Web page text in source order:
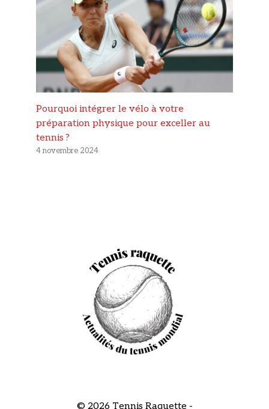
Pourquoi intégrer le vélo à votre
préparation physique pour exceller au
tennis ?
4 novembre 2024
© 2026 Tennis Raquette -